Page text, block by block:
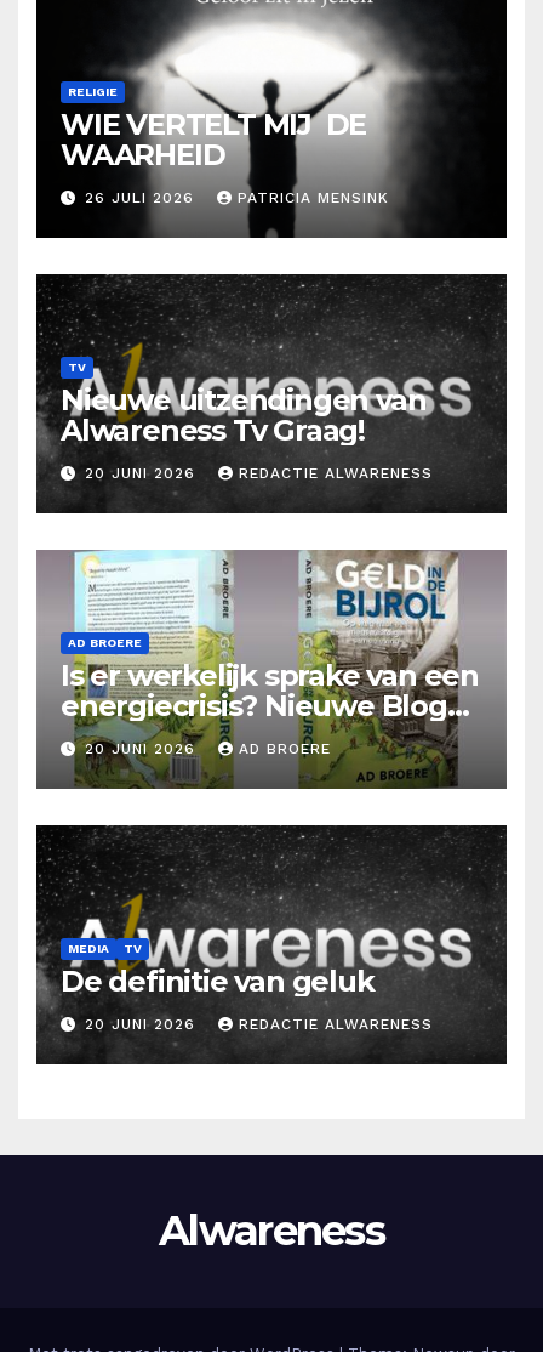
RELIGIE
WIE VERTELT MIJ DE
WAARHEID
26 JULI 2026 PATRICIA MENSINK
TV
Nieuwe uitzendingen van
Alwareness Tv Graag!
20 JUNI 2026 REDACTIE ALWARENESS
AD BROERE
Is er werkelijk sprake van een
energiecrisis? Nieuwe Blog
Ad Broere
20 JUNI 2026 AD BROERE
MEDIA TV
De definitie van geluk
20 JUNI 2026 REDACTIE ALWARENESS
Alwareness